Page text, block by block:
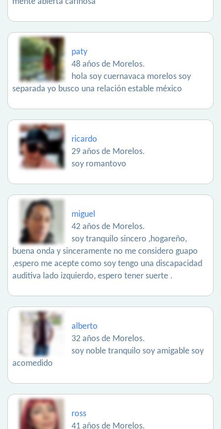
paty
48 años de Morelos.
hola soy cuernavaca morelos soy
separada yo busco una relación estable méxico
ricardo
29 años de Morelos.
soy romantovo
miguel
42 años de Morelos.
soy tranquilo sincero ,hogareño,
buena onda y sinceramente no me considero guapo
,espero me acepte como soy tengo una discapacidad
auditiva lado izquierdo, espero tener suerte .
alberto
32 años de Morelos.
soy noble tranquilo soy amigable soy
acomedido
ross
41 años de Morelos.